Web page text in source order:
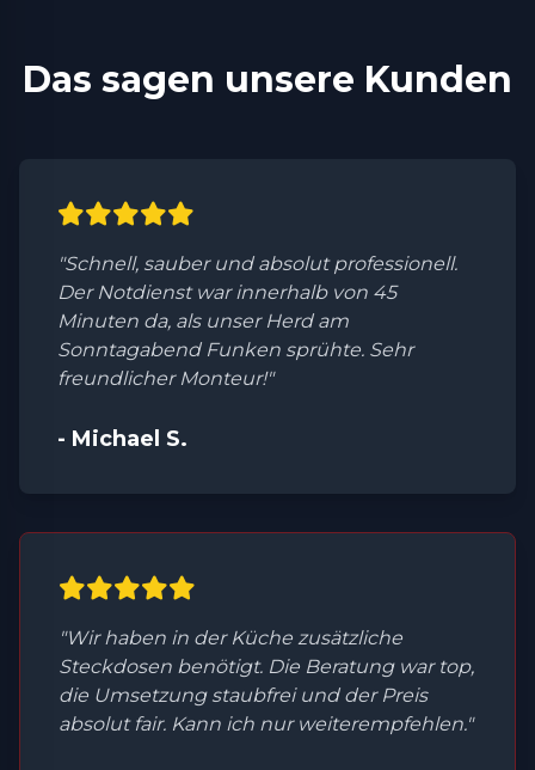
Das sagen unsere Kunden
"Schnell, sauber und absolut professionell.
Der Notdienst war innerhalb von 45
Minuten da, als unser Herd am
Sonntagabend Funken sprühte. Sehr
freundlicher Monteur!"
- Michael S.
"Wir haben in der Küche zusätzliche
Steckdosen benötigt. Die Beratung war top,
die Umsetzung staubfrei und der Preis
absolut fair. Kann ich nur weiterempfehlen."